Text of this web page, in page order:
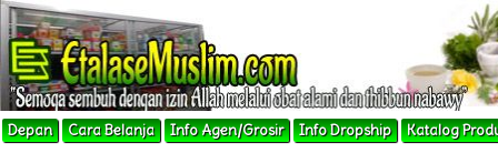
Depan Cara Belanja Info Agen/Grosir Info Dropship
Katalog